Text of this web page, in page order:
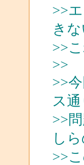
>>
き
>>
>>
>>
ス
>>
し
>>